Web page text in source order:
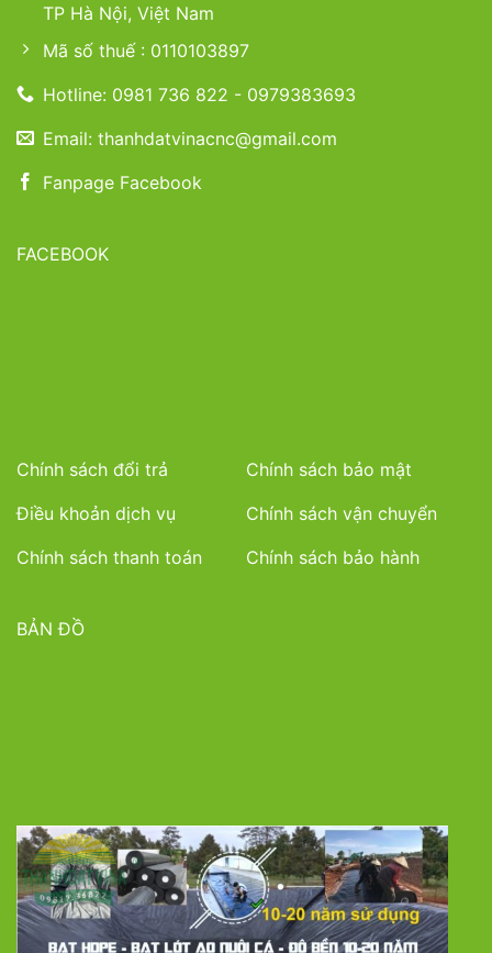
TP Hà Nội, Việt Nam
Mã số thuế : 0110103897
Hotline: 0981 736 822 - 0979383693
Email: thanhdatvinacnc@gmail.com
Fanpage Facebook
FACEBOOK
Chính sách đổi trả
Chính sách bảo mật
Điều khoản dịch vụ
Chính sách vận chuyển
Chính sách thanh toán
Chính sách bảo hành
BẢN ĐỒ